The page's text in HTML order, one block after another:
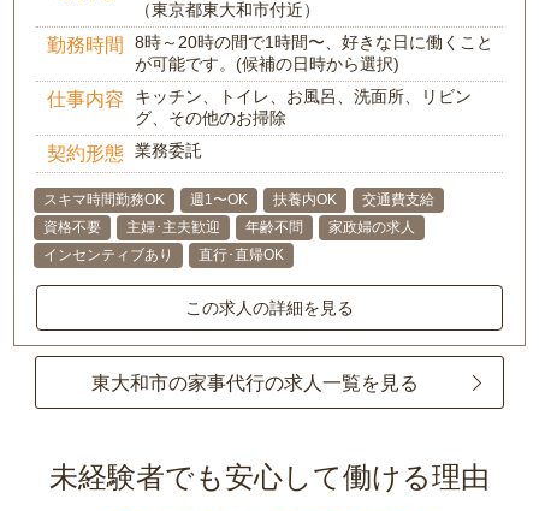
（東京都東大和市付近）
勤務時間
8時～20時の間で1時間〜、好きな日に働くこと
が可能です。(候補の日時から選択)
仕事内容
キッチン、トイレ、お風呂、洗面所、リビン
グ、その他のお掃除
契約形態 業務委託
スキマ時間勤務OK 週1〜OK 扶養内OK
交通費支給
資格不要
主婦･主夫歓迎 年齢不問
家政婦の求人
インセンティブあり
直行･直帰OK
この求人の詳細を見る
東大和市の家事代行の求人一覧を見る
未経験者でも安心して働ける理由